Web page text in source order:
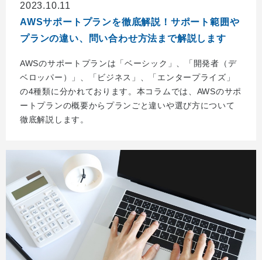
2023.10.11
AWSサポートプランを徹底解説！サポート範囲や
プランの違い、問い合わせ方法まで解説します
AWSのサポートプランは「ベーシック」、「開発者（デ
ベロッパー）」、「ビジネス」、「エンタープライズ」
の4種類に分かれております。本コラムでは、AWSのサポ
ートプランの概要からプランごと違いや選び方について
徹底解説します。